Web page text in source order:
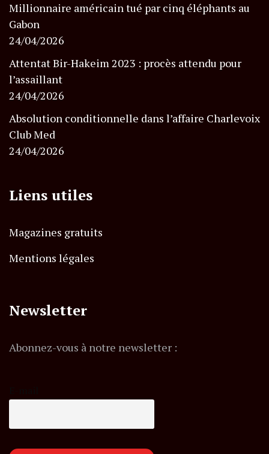
Millionnaire américain tué par cinq éléphants au
Gabon
24/04/2026
Attentat Bir-Hakeim 2023 : procès attendu pour
l’assaillant
24/04/2026
Absolution conditionnelle dans l’affaire Charlevoix
Club Med
24/04/2026
Liens utiles
Magazines gratuits
Mentions légales
Newsletter
Abonnez-vous à notre newsletter :